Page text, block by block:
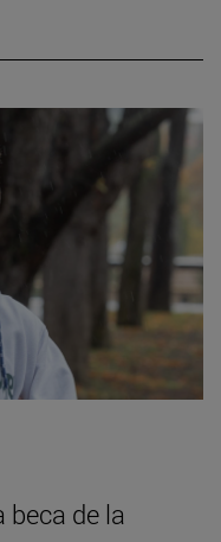
beca de la